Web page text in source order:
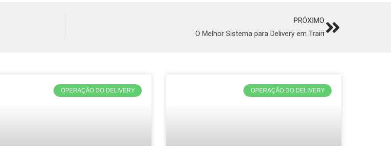
PRÓXIMO
O Melhor Sistema para Delivery em Trairi Next
OPERAÇÃO DO DELIVERY OPERAÇÃO DO DELIVERY